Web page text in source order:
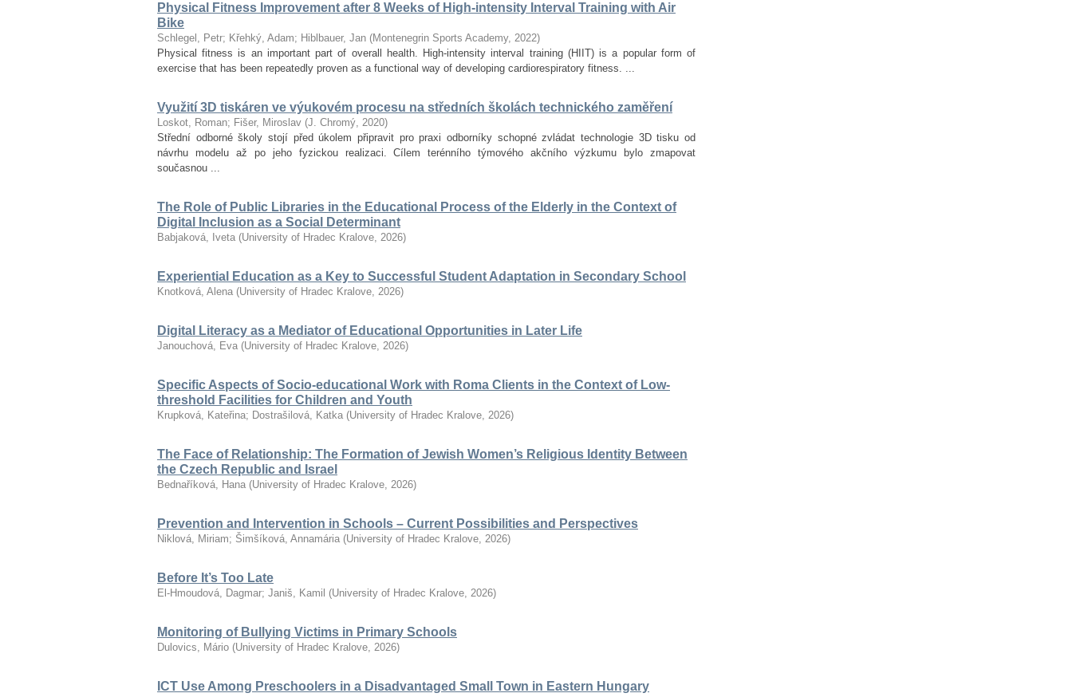
Physical Fitness Improvement after 8 Weeks of High-intensity Interval Training with Air
Bike
Schlegel, Petr; Křehký, Adam; Hiblbauer, Jan (Montenegrin Sports Academy, 2022)
Physical fitness is an important part of overall health. High-intensity interval training (HIIT) is a popular form of
exercise that has been repeatedly proven as a functional way of developing cardiorespiratory fitness. ...
Využití 3D tiskáren ve výukovém procesu na středních školách technického zaměření
Loskot, Roman; Fišer, Miroslav (J. Chromý, 2020)
Střední odborné školy stojí před úkolem připravit pro praxi odborníky schopné zvládat technologie 3D tisku od
návrhu modelu až po jeho fyzickou realizaci. Cílem terénního týmového akčního výzkumu bylo zmapovat
současnou ...
The Role of Public Libraries in the Educational Process of the Elderly in the Context of
Digital Inclusion as a Social Determinant
Babjaková, Iveta (University of Hradec Kralove, 2026)
Experiential Education as a Key to Successful Student Adaptation in Secondary School
Knotková, Alena (University of Hradec Kralove, 2026)
Digital Literacy as a Mediator of Educational Opportunities in Later Life
Janouchová, Eva (University of Hradec Kralove, 2026)
Specific Aspects of Socio-educational Work with Roma Clients in the Context of Low-
threshold Facilities for Children and Youth
Krupková, Kateřina; Dostrašilová, Katka (University of Hradec Kralove, 2026)
The Face of Relationship: The Formation of Jewish Women’s Religious Identity Between
the Czech Republic and Israel
Bednaříková, Hana (University of Hradec Kralove, 2026)
Prevention and Intervention in Schools – Current Possibilities and Perspectives
Niklová, Miriam; Šimšíková, Annamária (University of Hradec Kralove, 2026)
Before It’s Too Late
El-Hmoudová, Dagmar; Janiš, Kamil (University of Hradec Kralove, 2026)
Monitoring of Bullying Victims in Primary Schools
Dulovics, Mário (University of Hradec Kralove, 2026)
ICT Use Among Preschoolers in a Disadvantaged Small Town in Eastern Hungary